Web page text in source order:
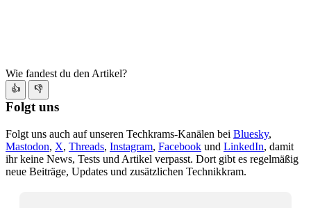
Wie fandest du den Artikel?
👍 👎
Folgt uns
Folgt uns auch auf unseren Techkrams-Kanälen bei Bluesky,
Mastodon, X, Threads, Instagram, Facebook und LinkedIn, damit
ihr keine News, Tests und Artikel verpasst. Dort gibt es regelmäßig
neue Beiträge, Updates und zusätzlichen Technikkram.